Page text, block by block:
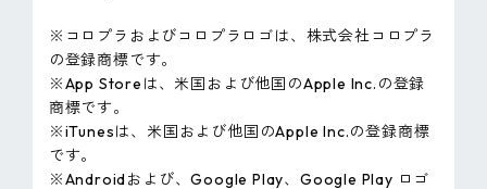
※コロプラおよびコロプラロゴは、株式会社コロプラ
の登録商標です。
※App Storeは、米国および他国のApple Inc.の登録
商標です。
※iTunesは、米国および他国のApple Inc.の登録商標
です。
※Androidおよび、Google Play、Google Play ロゴ